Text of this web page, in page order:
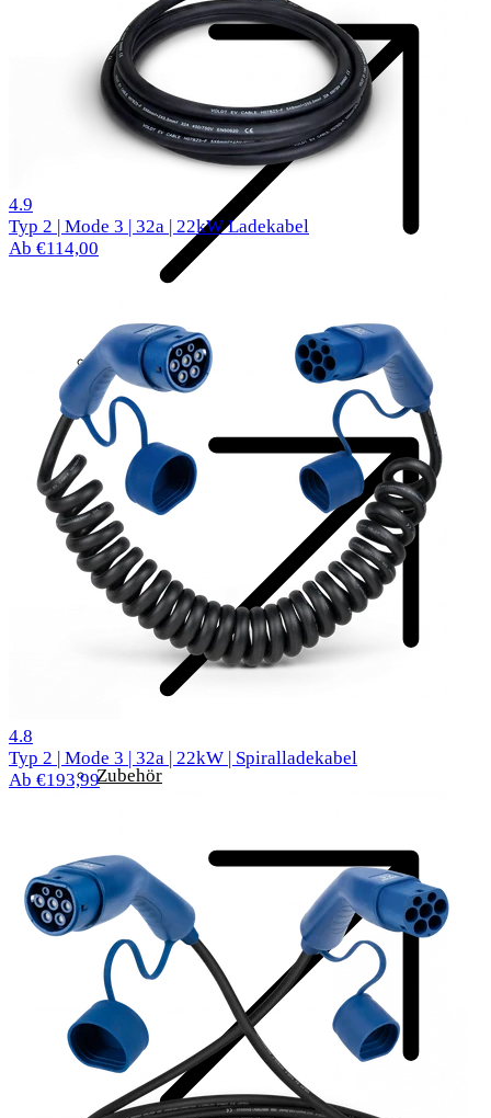
Komponenten
Zubehör
4.9
Typ 2 | Mode 3 | 32a | 22kW Ladekabel
Ab €114,00
4.8
Typ 2 | Mode 3 | 32a | 22kW | Spiralladekabel
Ab €193,99